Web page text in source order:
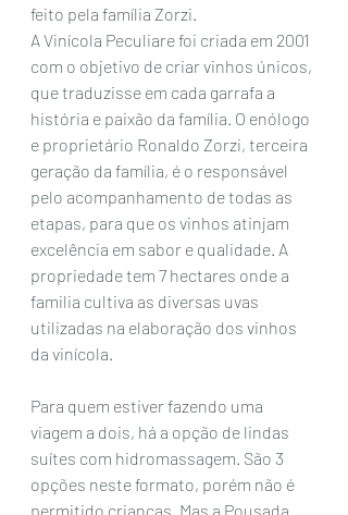
feito pela família Zorzi.
AVinícola Peculiarefoi criada em 2001
com o objetivo de criar vinhos únicos,
que traduzisse em cada garrafa a
história e paixão da família. O enólogo
e proprietário Ronaldo Zorzi, terceira
geração da família, é o responsável
pelo acompanhamento de todas as
etapas, para que os vinhos atinjam
excelência em sabor e qualidade. A
propriedade tem 7 hectares onde a
familia cultiva as diversas uvas
utilizadas na elaboração dos vinhos
da vinícola.
Para quem estiver fazendo uma
viagem a dois, há a opção de lindas
suítes com hidromassagem. São 3
opções neste formato, porém não é
permitido crianças. Mas a Pousada